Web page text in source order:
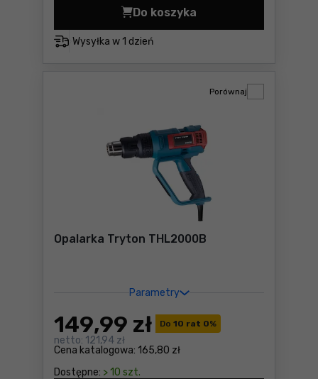
Wysyłka w 1 dzień
Do koszyka
Opalarka Tryton THL2000C
Opalarka Tryton THL2000B
Parametry
Do 10 rat 0%
Cena katalogowa: 165,80 zł
149,99 zł
netto: 121,94 zł
Dostępne: > 10 szt.
Porównaj